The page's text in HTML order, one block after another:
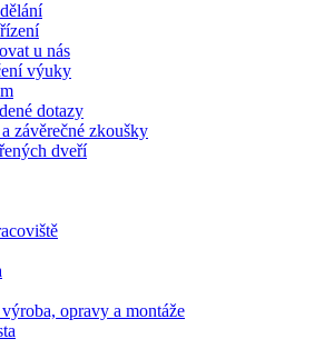
u nás
výuky
dotazy
závěrečné zkoušky
dveří
opravy a montáže